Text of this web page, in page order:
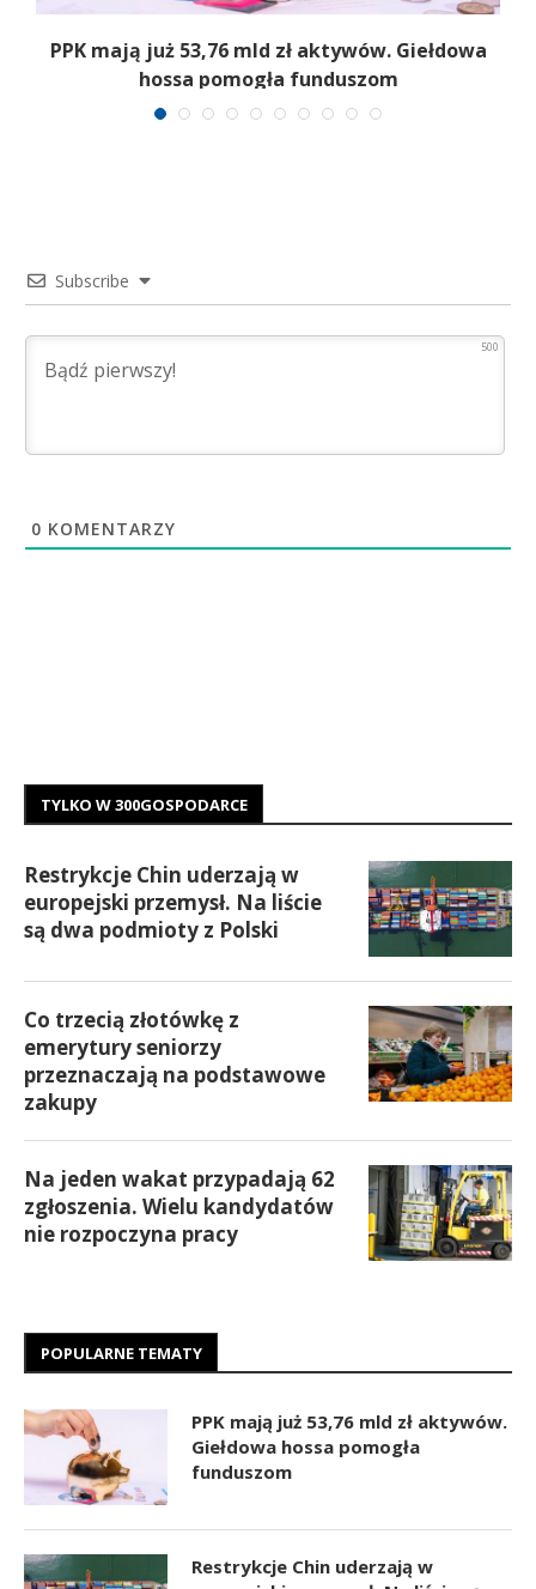
PPK mają już 53,76 mld zł aktywów. Giełdowa
hossa pomogła funduszom
Subscribe
500
0 KOMENTARZY
TYLKO W 300GOSPODARCE
Restrykcje Chin uderzają w
europejski przemysł. Na liście
są dwa podmioty z Polski
Co trzecią złotówkę z
emerytury seniorzy
przeznaczają na podstawowe
zakupy
Na jeden wakat przypadają 62
zgłoszenia. Wielu kandydatów
nie rozpoczyna pracy
POPULARNE TEMATY
PPK mają już 53,76 mld zł aktywów.
Giełdowa hossa pomogła
funduszom
Restrykcje Chin uderzają w